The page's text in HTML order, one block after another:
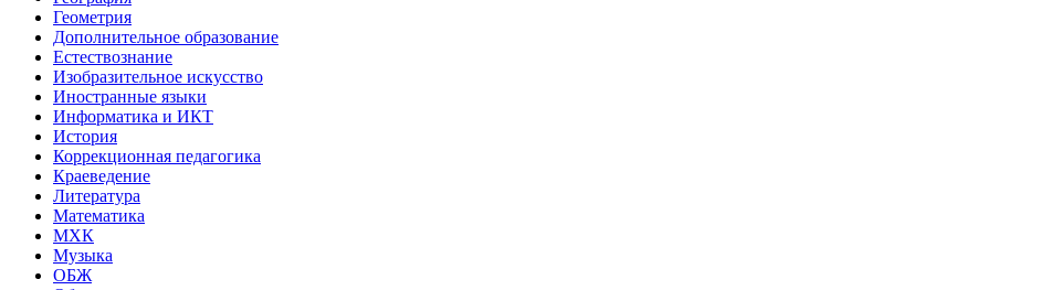
Геометрия
Дополнительное образование
Естествознание
Изобразительное искусство
Иностранные языки
Информатика и ИКТ
История
Коррекционная педагогика
Краеведение
Литература
Математика
МХК
Музыка
ОБЖ